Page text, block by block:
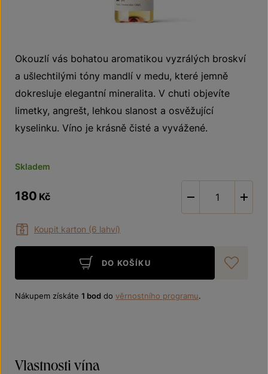
Okouzlí vás bohatou aromatikou vyzrálých broskví
a ušlechtilými tóny mandlí v medu, které jemně
dokresluje elegantní mineralita. V chuti objevíte
limetky, angrešt, lehkou slanost a osvěžující
kyselinku. Víno je krásně čisté a vyvážené.
Skladem
180 Kč
Koupit karton (6 lahví)
-
DO KOŠÍKU
Nákupem získáte 1 bod do věrnostního programu.
Vlastnosti vína